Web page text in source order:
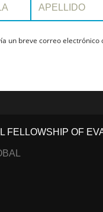
un breve correo
FELLOWSHIP OF